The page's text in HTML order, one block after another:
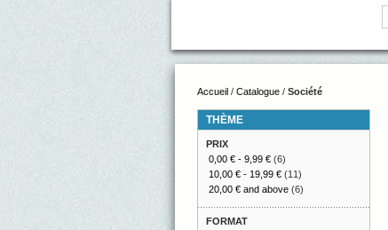
Accueil / Catalogue / Société
THÈME
PRIX
0,00 € - 9,99 € (6)
10,00 € - 19,99 € (11)
20,00 € and above (6)
FORMAT